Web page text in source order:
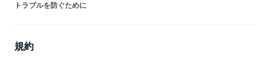
トラブルを防ぐために
規約